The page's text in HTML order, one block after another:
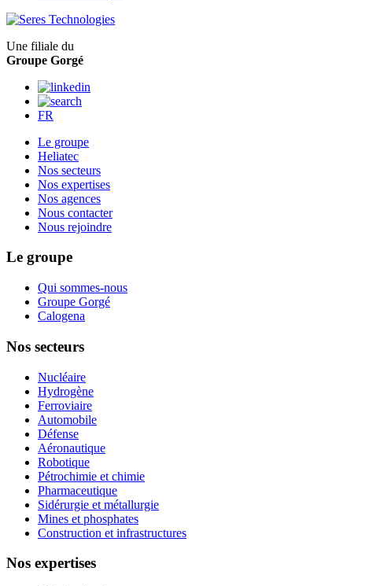
Une filiale du
Groupe Gorgé
FR
Le groupe
Heliatec
Nos secteurs
Nos expertises
Nos agences
Nous contacter
Nous rejoindre
Le groupe
Qui sommes-nous
Groupe Gorgé
Calogena
Nos secteurs
Nucléaire
Hydrogène
Ferroviaire
Automobile
Défense
Aéronautique
Robotique
Pétrochimie et chimie
Pharmaceutique
Sidérurgie et métallurgie
Mines et phosphates
Construction et infrastructures
Nos expertises